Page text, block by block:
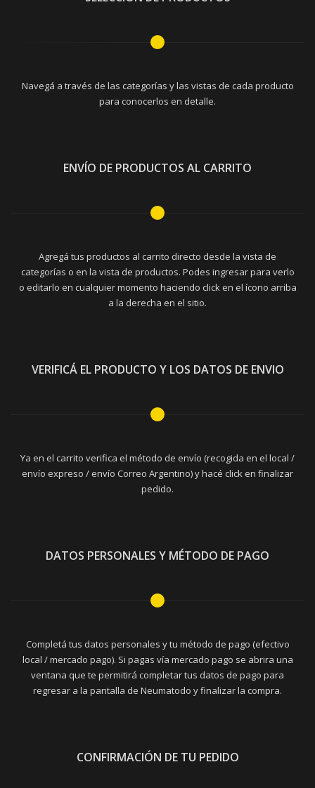
Navegá a través de las categorías y las vistas de cada producto
para conocerlos en detalle.
ENVÍO DE PRODUCTOS AL CARRITO
Agregá tus productos al carrito directo desde la vista de
categorías o en la vista de productos. Podes ingresar para verlo
o editarlo en cualquier momento haciendo click en el ícono arriba
a la derecha en el sitio.
VERIFICÁ EL PRODUCTO Y LOS DATOS DE ENVIO
Ya en el carrito verifica el método de envío (recogida en el local /
envío expreso / envío Correo Argentino) y hacé click en finalizar
pedido.
DATOS PERSONALES Y MÉTODO DE PAGO
Completá tus datos personales y tu método de pago (efectivo
local / mercado pago). Si pagas vía mercado pago se abrira una
ventana que te permitirá completar tus datos de pago para
regresar a la pantalla de Neumatodo y finalizar la compra.
CONFIRMACIÓN DE TU PEDIDO